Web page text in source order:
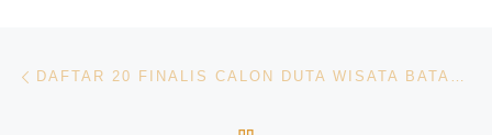
Navigasi pos DAFTAR 20 FINALIS CALON DUTA WISATA BATAM 2024, LOLOS AUDISI DARI 203 PENDAFTAR